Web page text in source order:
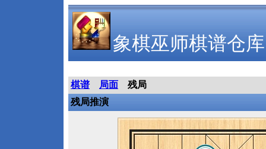
象棋巫师棋谱仓库
棋谱 局面
残局
残局推演